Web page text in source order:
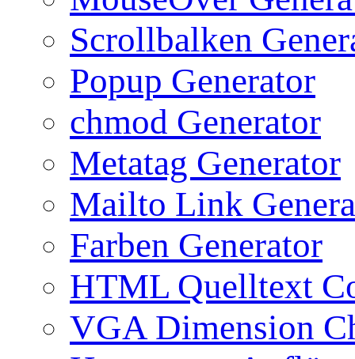
Scrollbalken
Popup Generator
chmod Generator
Metatag Generator
Mailto Link
Farben Generator
HTML Quelltext
VGA Dimension